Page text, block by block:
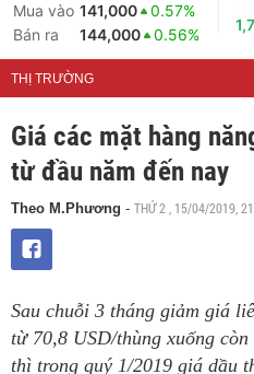
Mua vào 141,000
0.57%
Bán ra
144,000 0.56%
THỊ TRƯỜNG
Giá các mặt hàng
từ đầu năm đến nay
Theo M.Phương - THỨ 2 , 15/04/2019,
Sau chuỗi 3 tháng giảm giá
từ 70,8 USD/thùng xuống
thì trong quý 1/2019 giá dầu